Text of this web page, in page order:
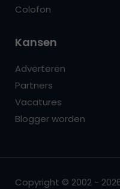
Colofon
Kansen
Adverteren
Partners
Vacatures
Blogger worden
Copyright © 2002 -